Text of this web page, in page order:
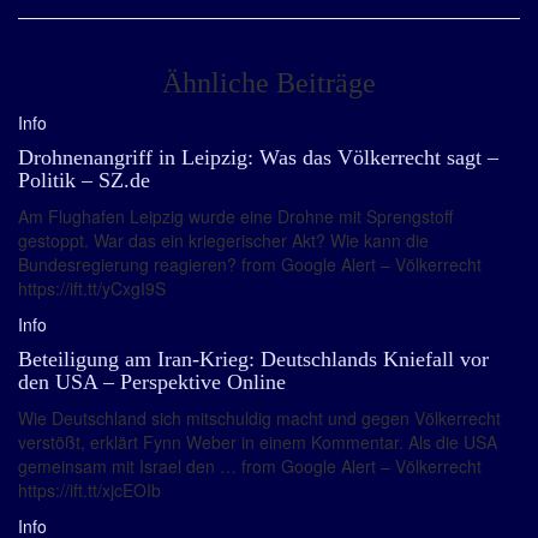
Ähnliche Beiträge
Info
Drohnenangriff in Leipzig: Was das Völkerrecht sagt –
Politik – SZ.de
Am Flughafen Leipzig wurde eine Drohne mit Sprengstoff
gestoppt. War das ein kriegerischer Akt? Wie kann die
Bundesregierung reagieren? from Google Alert – Völkerrecht
https://ift.tt/yCxgI9S
Info
Beteiligung am Iran-Krieg: Deutschlands Kniefall vor
den USA – Perspektive Online
Wie Deutschland sich mitschuldig macht und gegen Völkerrecht
verstößt, erklärt Fynn Weber in einem Kommentar. Als die USA
gemeinsam mit Israel den … from Google Alert – Völkerrecht
https://ift.tt/xjcEOIb
Info